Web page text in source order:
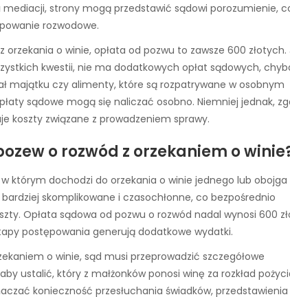
mediacji, strony mogą przedstawić sądowi porozumienie,
rozwodowe.
orzekania o winie, opłata od pozwu to zawsze 600 złotych.
kwestii, nie ma dodatkowych opłat sądowych,
majątku czy alimenty, które są rozpatrywane w osobnym
sądowe mogą się naliczać osobno. Niemniej jednak,
koszty związane z prowadzeniem sprawy.
o rozwód z orzekaniem o
którym dochodzi do orzekania o winie jednego lub obojga
skomplikowane i czasochłonne, co bezpośrednio
Opłata sądowa od pozwu o rozwód nadal wynosi 600
postępowania generują dodatkowe wydatki.
o winie, sąd musi przeprowadzić szczegółowe
ustalić, który z małżonków ponosi winę za rozkład
konieczność przesłuchania świadków, przedstawienia